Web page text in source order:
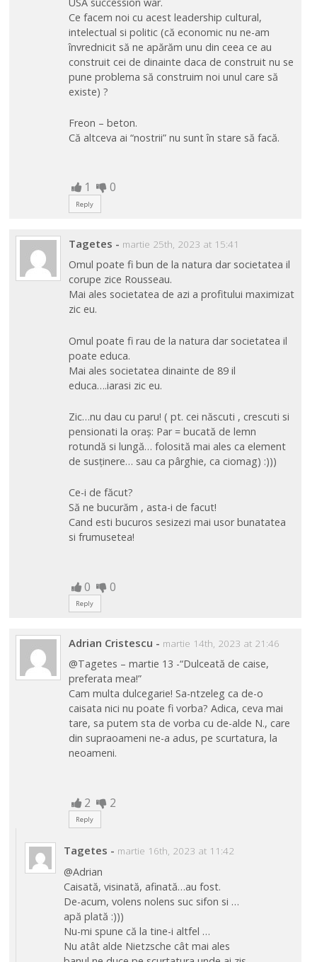
Ce facem noi cu acest leadership cultural,
intelectual si politic (că economic nu ne-am
învrednicit să ne apărăm unu din ceea ce au
construit cei de dinainte daca de construit nu se
pune problema să construim noi unul care să
existe) ?
Freon – beton.
Că altceva ai “nostrii” nu sunt în stare să facă.
1 0
Reply
Tagetes - martie 25th, 2023 at 15:41
Omul poate fi bun de la natura dar societatea il
corupe zice Rousseau.
Mai ales societatea de azi a profitului maximizat
zic eu.
Omul poate fi rau de la natura dar societatea il
poate educa.
Mai ales societatea dinainte de 89 il
educa….iarasi zic eu.
Zic…nu dau cu paru! ( pt. cei născuti , crescuti si
pensionati la oraș: Par = bucată de lemn
rotundă si lungă… folosită mai ales ca element
de susținere… sau ca pârghie, ca ciomag) :)))
Ce-i de făcut?
Să ne bucurăm , asta-i de facut!
Cand esti bucuros sesizezi mai usor bunatatea
si frumusetea!
0 0
Reply
Adrian Cristescu - martie 14th, 2023 at 21:46
@Tagetes – martie 13 -“Dulceată de caise,
preferata mea!”
Cam multa dulcegarie! Sa-ntzeleg ca de-o
caisata nici nu poate fi vorba? Adica, ceva mai
tare, sa putem sta de vorba cu de-alde N., care
din supraoameni ne-a adus, pe scurtatura, la
neoameni.
2 2
Reply
Tagetes - martie 16th, 2023 at 11:42
@Adrian
Caisată, visinată, afinată…au fost.
De-acum, volens nolens suc sifon si …
apă plată :)))
Nu-mi spune că la tine-i altfel …
Nu atât alde Nietzsche cât mai ales